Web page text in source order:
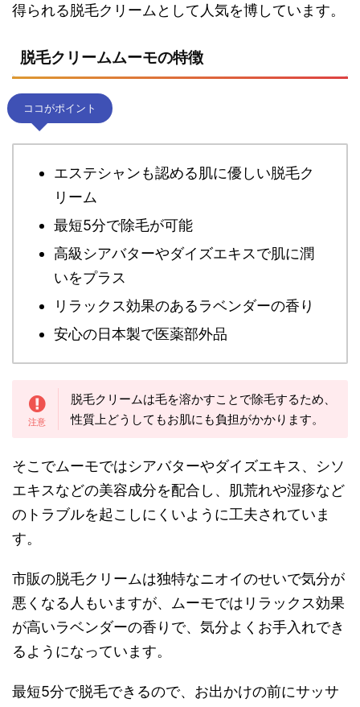
得られる脱毛クリームとして人気を博しています。
脱毛クリームムーモの特徴
ココがポイント
エステシャンも認める肌に優しい脱毛ク
リーム
最短5分で除毛が可能
高級シアバターやダイズエキスで肌に潤
いをプラス
リラックス効果のあるラベンダーの香り
安心の日本製で医薬部外品
脱毛クリームは毛を溶かすことで除毛するため、
性質上どうしてもお肌にも負担がかかります。
そこでムーモではシアバターやダイズエキス、シソ
エキスなどの美容成分を配合 し、肌荒れや湿疹など
のトラブルを起こしにくいように工夫されていま
す。
市販の脱毛クリームは独特なニオイのせいで気分が
悪くなる人もいますが、ムーモではリラックス効果
が高いラベンダーの香りで、気分よくお手入れでき
るようになっています。
最短5分で脱毛できるので、お出かけの前にサッサ